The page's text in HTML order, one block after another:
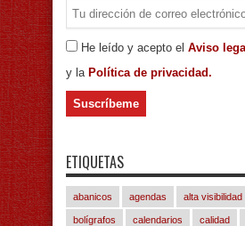
He leído y acepto el Aviso legal
y la Política de privacidad.
ETIQUETAS
abanicos agendas alta visibilidad
bolígrafos calendarios calidad